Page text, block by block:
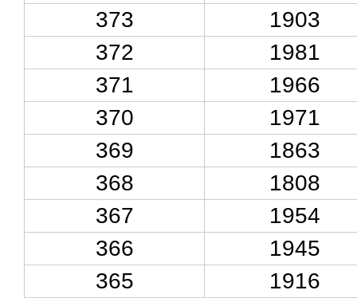
373
1903
372
1981
371
1966
370
1971
369
1863
368
1808
367
1954
366
1945
365
1916